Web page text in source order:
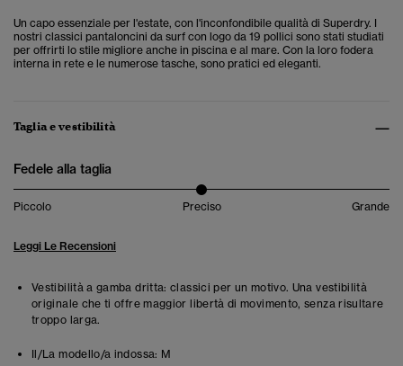
Un capo essenziale per l'estate, con l'inconfondibile qualità di Superdry. I
nostri classici pantaloncini da surf con logo da 19 pollici sono stati studiati
per offrirti lo stile migliore anche in piscina e al mare. Con la loro fodera
interna in rete e le numerose tasche, sono pratici ed eleganti.
Taglia e vestibilità
Fedele alla taglia
Piccolo Preciso Grande
Leggi Le Recensioni
Vestibilità a gamba dritta: classici per un motivo. Una vestibilità
originale che ti offre maggior libertà di movimento, senza risultare
troppo larga.
Il/La modello/a indossa: M